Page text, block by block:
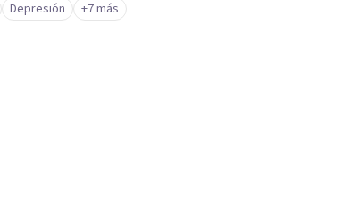
donde poder dar sentido a lo que ocurre,
Depresión +7 más